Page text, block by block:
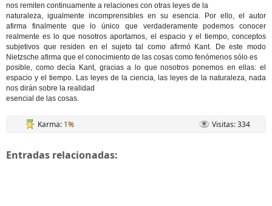
nos remiten continuamente a relaciones con otras leyes de la
naturaleza, igualmente incomprensibles en su esencia. Por ello, el autor
afirma finalmente que lo único que verdaderamente podemos conocer
realmente es lo que nosotros aportamos, el espacio y el tiempo, conceptos
subjetivos que residen en el sujeto tal como afirmó Kant. De este modo
Nietzsche afirma que el conocimiento de las cosas como fenómenos sólo es
posible, como decía Kant, gracias a lo que nosotros ponemos en ellas: el
espacio y el tiempo. Las leyes de la ciencia, las leyes de la naturaleza, nada
nos dirán sobre la realidad
esencial de las cosas.
Karma: 1% Visitas: 334
Entradas relacionadas: